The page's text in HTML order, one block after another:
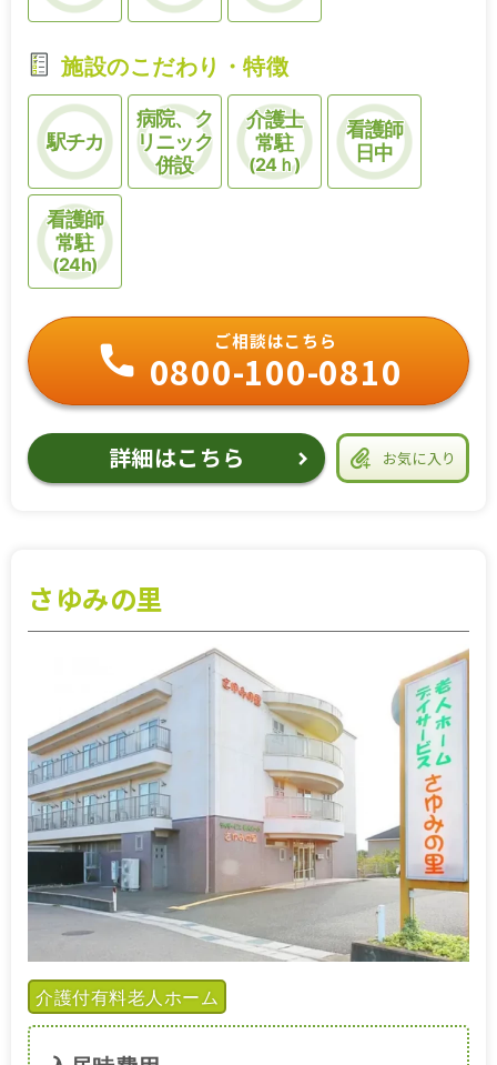
施設のこだわり・特徴
駅チカ
病院、ク
リニック
併設
介護士
常駐
(24ｈ)
看護師
日中
看護師
常駐
(24h)
お気に入り
ご相談はこちら
0800-100-0810
詳細はこちら
さゆみの里
介護付有料老人ホーム